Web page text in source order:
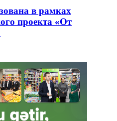
в рамках
проекта «От